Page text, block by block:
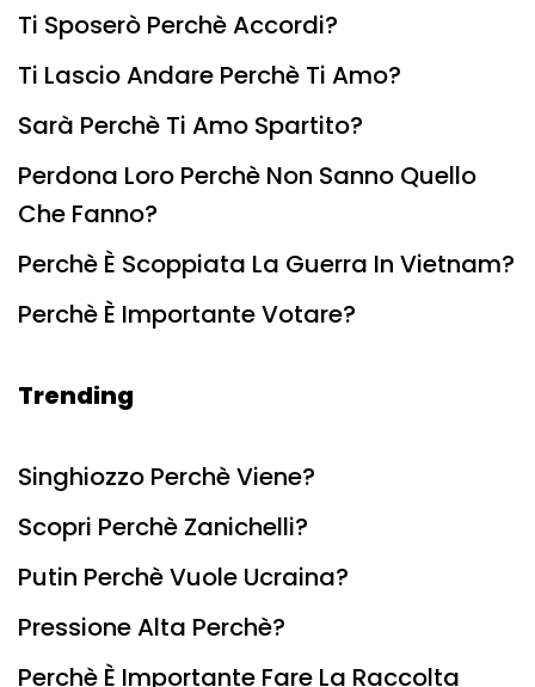
Ti Sposerò Perchè Accordi?
Ti Lascio Andare Perchè Ti Amo?
Sarà Perchè Ti Amo Spartito?
Perdona Loro Perchè Non Sanno Quello
Che Fanno?
Perchè È Scoppiata La Guerra In Vietnam?
Perchè È Importante Votare?
Trending
Singhiozzo Perchè Viene?
Scopri Perchè Zanichelli?
Putin Perchè Vuole Ucraina?
Pressione Alta Perchè?
Perchè È Importante Fare La Raccolta